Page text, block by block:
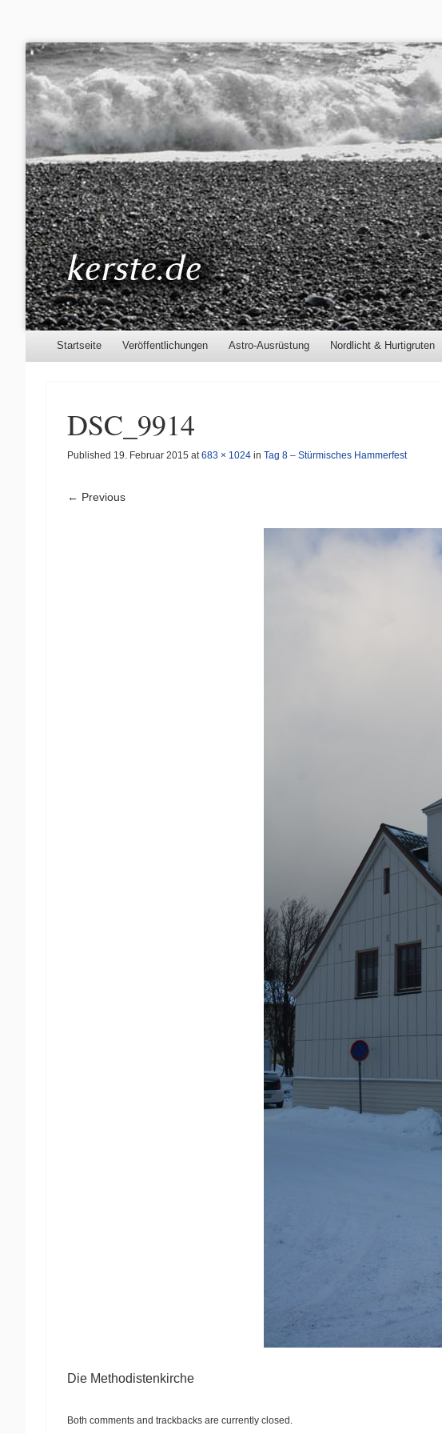
Kerste.de
Astronomie, Nordlichter und mehr
Menu
Skip to content
Startseite Veröffentlichungen Astro-Ausrüstung Nordlicht & Hurtigruten
DSC_9914
Published 19. Februar 2015 at683 × 1024in Tag 8 – Stürmisches Hammerfest
← Previous
Die Methodistenkirche
Both comments and trackbacks are currently closed.